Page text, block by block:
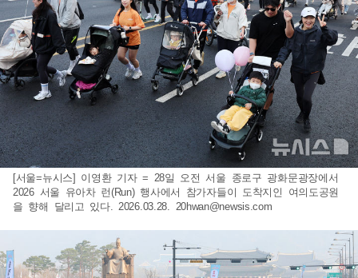
[서울=뉴시스] 이영환 기자 = 28일 오전 서울 종로구 광화문광장에서
2026 서울 유아차 런(Run) 행사에서 참가자들이 도착지인 여의도공원
을 향해 달리고 있다. 2026.03.28. 20hwan@newsis.com